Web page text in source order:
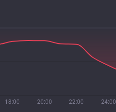
18:00 20:00 22:00 24:00